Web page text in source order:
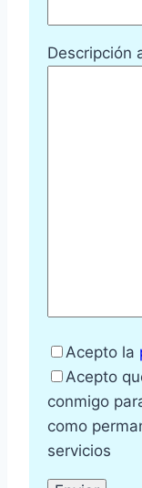
Descripción
Acepto la
Acepto
conmigo
como
servicios